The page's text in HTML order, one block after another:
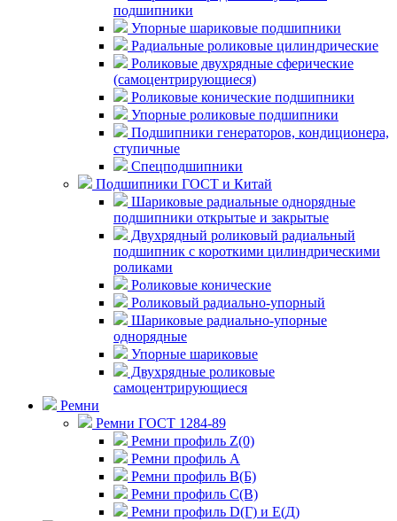
подшипники
Упорные шариковые подшипники
Радиальные роликовые цилиндрические
Роликовые двухрядные сферические
(самоцентрирующиеся)
Роликовые конические подшипники
Упорные роликовые подшипники
Подшипники генераторов, кондиционера,
ступичные
Спецподшипники
Подшипники ГОСТ и Китай
Шариковые радиальные однорядные
подшипники открытые и закрытые
Двухрядный роликовый радиальный
подшипник с короткими цилиндрическими
роликами
Роликовые конические
Роликовый радиально-упорный
Шариковые радиально-упорные
однорядные
Упорные шариковые
Двухрядные роликовые
самоцентрирующиеся
Ремни
Ремни ГОСТ 1284-89
Ремни профиль Z(0)
Ремни профиль А
Ремни профиль В(Б)
Ремни профиль С(В)
Ремни профиль D(Г) и E(Д)